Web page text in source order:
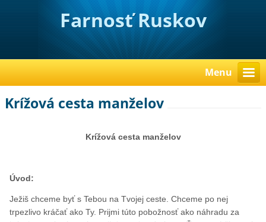
Farnosť Ruskov
Menu
Krížová cesta manželov
Krížová cesta manželov
Úvod:
Ježiš chceme byť s Tebou na Tvojej ceste. Chceme po nej
trpezlivo kráčať ako Ty. Prijmi túto pobožnosť ako náhradu za